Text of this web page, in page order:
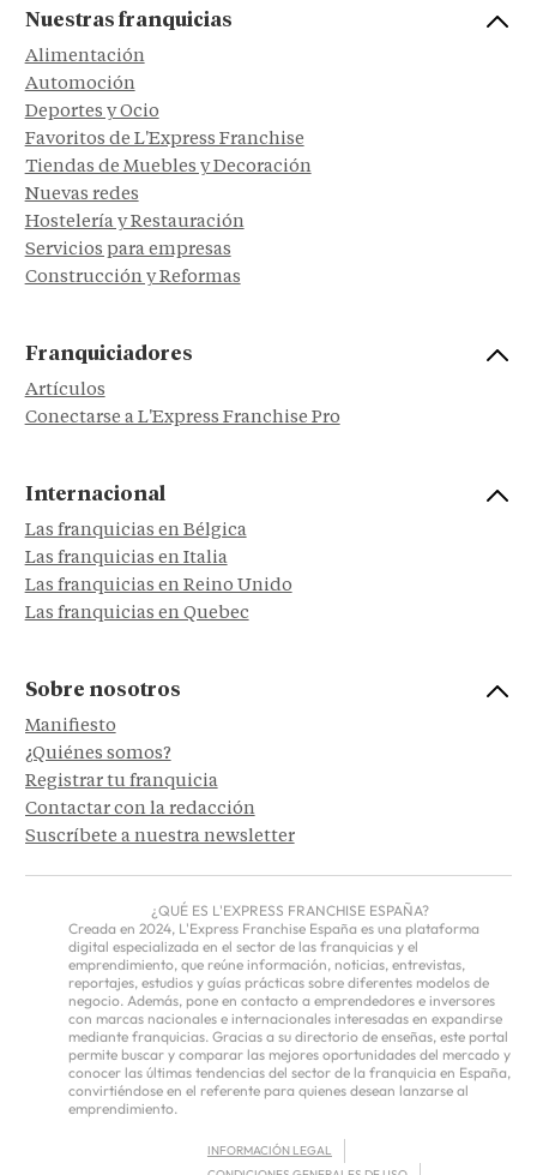
Nuestras franquicias
Alimentación
Automoción
Deportes y Ocio
Favoritos de L'Express Franchise
Tiendas de Muebles y Decoración
Nuevas redes
Hostelería y Restauración
Servicios para empresas
Construcción y Reformas
Franquiciadores
Artículos
Conectarse a L'Express Franchise Pro
Internacional
Las franquicias en Bélgica
Las franquicias en Italia
Las franquicias en Reino Unido
Las franquicias en Quebec
Sobre nosotros
Manifiesto
¿Quiénes somos?
Registrar tu franquicia
Contactar con la redacción
Suscríbete a nuestra newsletter
¿QUÉ ES L'EXPRESS FRANCHISE ESPAÑA?
Creada en 2024, L'Express Franchise España es una plataforma
digital especializada en el sector de las franquicias y el
emprendimiento, que reúne información, noticias, entrevistas,
reportajes, estudios y guías prácticas sobre diferentes modelos de
negocio. Además, pone en contacto a emprendedores e inversores
con marcas nacionales e internacionales interesadas en expandirse
mediante franquicias. Gracias a su directorio de enseñas, este portal
permite buscar y comparar las mejores oportunidades del mercado y
conocer las últimas tendencias del sector de la franquicia en España,
convirtiéndose en el referente para quienes desean lanzarse al
emprendimiento.
INFORMACIÓN LEGAL